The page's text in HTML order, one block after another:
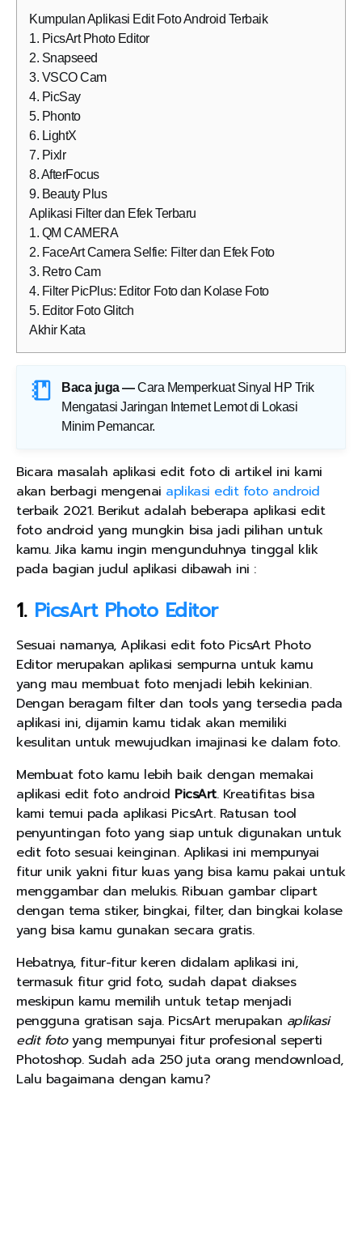
Kumpulan Aplikasi Edit Foto Android Terbaik
1. PicsArt Photo Editor
2. Snapseed
3. VSCO Cam
4. PicSay
5. Phonto
6. LightX
7. Pixlr
8. AfterFocus
9. Beauty Plus
Aplikasi Filter dan Efek Terbaru
1. QM CAMERA
2. FaceArt Camera Selfie: Filter dan Efek Foto
3. Retro Cam
4. Filter PicPlus: Editor Foto dan Kolase Foto
5. Editor Foto Glitch
Akhir Kata
Baca juga — Cara Memperkuat Sinyal HP Trik
Mengatasi Jaringan Internet Lemot di Lokasi
Minim Pemancar.
Bicara masalah aplikasi edit foto di artikel ini kami
akan berbagi mengenai aplikasi edit foto android
terbaik 2021. Berikut adalah beberapa aplikasi edit
foto android yang mungkin bisa jadi pilihan untuk
kamu. Jika kamu ingin mengunduhnya tinggal klik
pada bagian judul aplikasi dibawah ini :
1. PicsArt Photo Editor
Sesuai namanya, Aplikasi edit foto PicsArt Photo
Editor merupakan aplikasi sempurna untuk kamu
yang mau membuat foto menjadi lebih kekinian.
Dengan beragam filter dan tools yang tersedia pada
aplikasi ini, dijamin kamu tidak akan memiliki
kesulitan untuk mewujudkan imajinasi ke dalam foto.
Membuat foto kamu lebih baik dengan memakai
aplikasi edit foto android PicsArt. Kreatifitas bisa
kami temui pada aplikasi PicsArt. Ratusan tool
penyuntingan foto yang siap untuk digunakan untuk
edit foto sesuai keinginan. Aplikasi ini mempunyai
fitur unik yakni fitur kuas yang bisa kamu pakai untuk
menggambar dan melukis. Ribuan gambar clipart
dengan tema stiker, bingkai, filter, dan bingkai kolase
yang bisa kamu gunakan secara gratis.
Hebatnya, fitur-fitur keren didalam aplikasi ini,
termasuk fitur grid foto, sudah dapat diakses
meskipun kamu memilih untuk tetap menjadi
pengguna gratisan saja. PicsArt merupakan aplikasi
edit fotoyang mempunyai fitur profesional seperti
Photoshop. Sudah ada 250 juta orang mendownload,
Lalu bagaimana dengan kamu?